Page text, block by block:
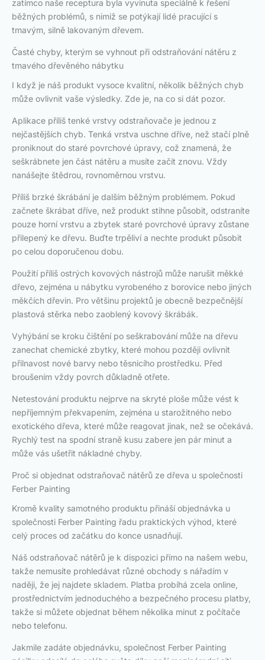
zatímco naše receptura byla vyvinuta speciálně k řešení
běžných problémů, s nimiž se potýkají lidé pracující s
tmavým, silně lakovaným dřevem.
Časté chyby, kterým se vyhnout při odstraňování nátěru z
tmavého dřevěného nábytku
I když je náš produkt vysoce kvalitní, několik běžných chyb
může ovlivnit vaše výsledky. Zde je, na co si dát pozor.
Aplikace příliš tenké vrstvy odstraňovače je jednou z
nejčastějších chyb. Tenká vrstva uschne dříve, než stačí plně
proniknout do staré povrchové úpravy, což znamená, že
seškrábnete jen část nátěru a musíte začít znovu. Vždy
nanášejte štědrou, rovnoměrnou vrstvu.
Příliš brzké škrábání je dalším běžným problémem. Pokud
začnete škrábat dříve, než produkt stihne působit, odstraníte
pouze horní vrstvu a zbytek staré povrchové úpravy zůstane
přilepený ke dřevu. Buďte trpěliví a nechte produkt působit
po celou doporučenou dobu.
Použití příliš ostrých kovových nástrojů může narušit měkké
dřevo, zejména u nábytku vyrobeného z borovice nebo jiných
měkčích dřevin. Pro většinu projektů je obecně bezpečnější
plastová stěrka nebo zaoblený kovový škrábák.
Vyhýbání se kroku čištění po seškrabování může na dřevu
zanechat chemické zbytky, které mohou později ovlivnit
přilnavost nové barvy nebo těsnicího prostředku. Před
broušením vždy povrch důkladně otřete.
Netestování produktu nejprve na skryté ploše může vést k
nepříjemným překvapením, zejména u starožitného nebo
exotického dřeva, které může reagovat jinak, než se očekává.
Rychlý test na spodní straně kusu zabere jen pár minut a
může vás ušetřit nákladné chyby.
Proč si objednat odstraňovač nátěrů ze dřeva u společnosti
Ferber Painting
Kromě kvality samotného produktu přináší objednávka u
společnosti Ferber Painting řadu praktických výhod, které
celý proces od začátku do konce usnadňují.
Náš odstraňovač nátěrů je k dispozici přímo na našem webu,
takže nemusíte prohledávat různé obchody s nářadím v
naději, že jej najdete skladem. Platba probíhá zcela online,
prostřednictvím jednoduchého a bezpečného procesu platby,
takže si můžete objednat během několika minut z počítače
nebo telefonu.
Jakmile zadáte objednávku, společnost Ferber Painting